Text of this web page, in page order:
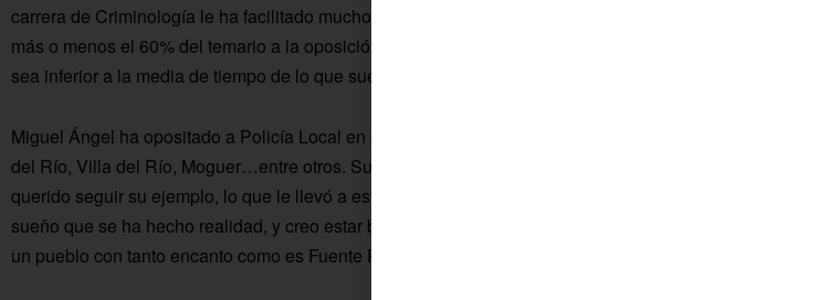
carrera de Criminología le ha facilitado mucho la oposición, ya que se dan asignaturas que comprenden
más o menos el 60% del temario a la oposición de Policia Local, lo que ha hecho que el tiempo en aprobar
sea inferior a la media de tiempo de lo que suelen tardar el resto de opositores en sacar plaza.
Miguel Ángel ha opositado a Policía Local en pueblos como Torredonjimeno, Úbeda, Utrera, Íllora, Palma
del Río, Villa del Río, Moguer…entre otros. Su padre es policía local en Écija y desde pequeňo siempre he
querido seguir su ejemplo, lo que le llevó a estudiar Criminología para posteriormente opositar. «Ha sido un
sueňo que se ha hecho realidad, y creo estar bastante cualificado y con ilusión de ejercer este trabajo en
un pueblo con tanto encanto como es Fuente Palmera».